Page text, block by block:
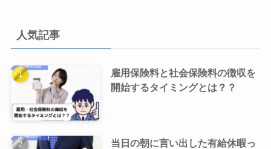
人気記事
雇用保険料と社会保険料の徴収を
開始するタイミングとは？？
当日の朝に言い出した有給休暇っ